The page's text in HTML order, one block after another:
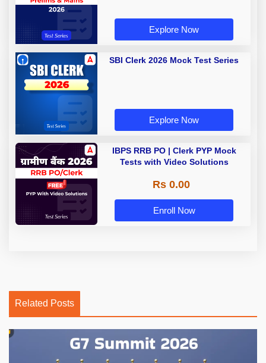
Explore Now
SBI Clerk 2026 Mock Test Series
Explore Now
IBPS RRB PO | Clerk PYP Mock
Tests with Video Solutions
Rs 0.00
Enroll Now
Related Posts